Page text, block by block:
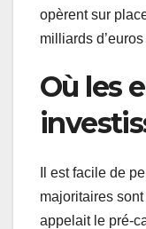
opèrent sur
milliards
Où les
Il est facile de
majoritaires
appelait le pré-